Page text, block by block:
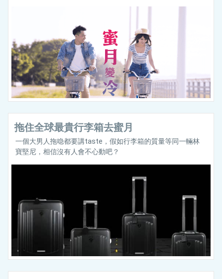
拖住全球最貴行李箱去蜜月
一個大男人拖喼都要講taste，假如行李箱的質量等同一輛林
寶堅尼，相信沒有人會不心動吧？